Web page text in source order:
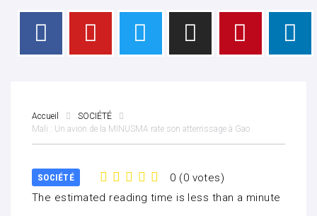
Accueil
SOCIÉTÉ
Mali : Un avion de la MINUSMA rate son atterrissage à Gao
SOCIÉTÉ 0 (0 votes)
The estimated reading time is less than a minute